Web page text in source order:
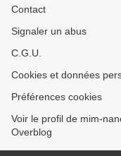
Contact
Signaler un abus
C.G.U.
Cookies et données
Préférences cookies
Voir le profil de mim-
Overblog